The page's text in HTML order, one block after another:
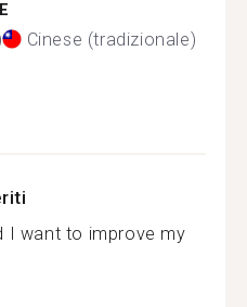
Cinese (tradizionale)
I want to improve my